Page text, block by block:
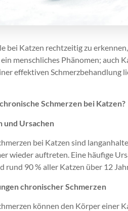
bei Katzen rechtzeitig zu
menschliches Phänomen; auch
effektiven Schmerzbehandlung
Schmerzen bei Katzen?
und Ursachen
bei Katzen sind
wieder auftreten. Eine häufige
rund 90 % aller Katzen über 12
chronischer Schmerzen
können den Körper einer